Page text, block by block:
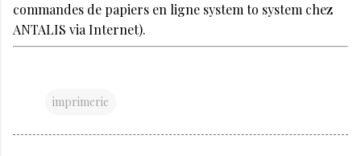
commandes de papiers en ligne system to system chez
ANTALIS via Internet).
imprimerie